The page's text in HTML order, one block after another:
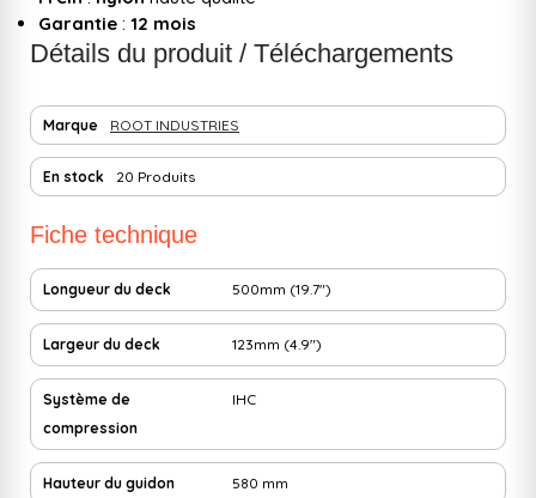
Garantie : 12 mois
Détails du produit / Téléchargements
Marque ROOT INDUSTRIES
En stock 20 Produits
Fiche technique
Longueur du deck 500mm (19.7")
Largeur du deck 123mm (4.9")
Système de
compression
IHC
Hauteur du guidon 580 mm